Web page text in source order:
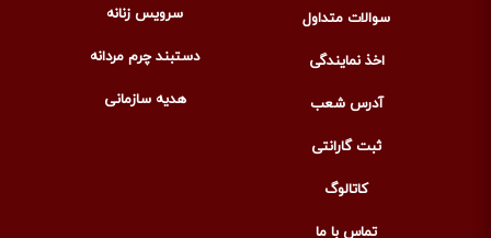
سوالات متداول
اخذ نمایندگی
آدرس شعب
ثبت گارانتی
کاتالوگ
تماس با ما
سرویس زنانه
دستبند چرم مردانه
هدیه سازمانی